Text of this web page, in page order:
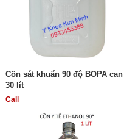
Cồn sát khuẩn 90 độ BOPA can
30 lít
Call